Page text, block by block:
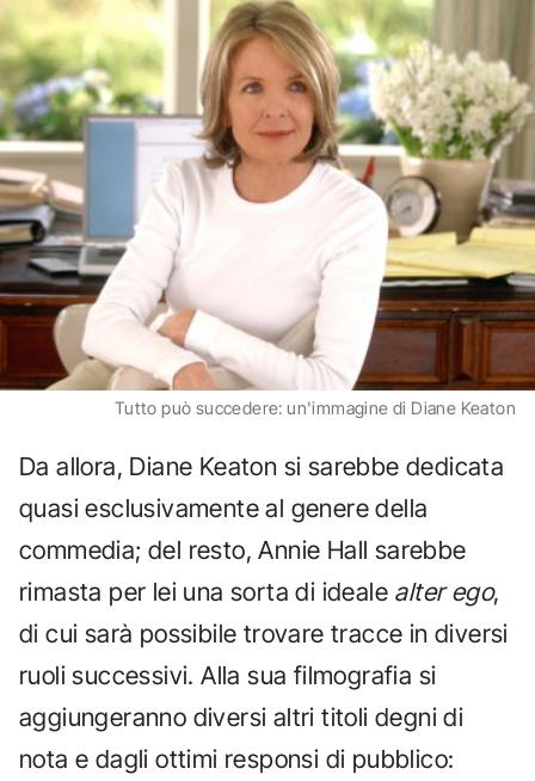
Tutto può succedere: un'immagine di Diane Keaton
Da allora, Diane Keaton si sarebbe dedicata
quasi esclusivamente al genere della
commedia; del resto, Annie Hall sarebbe
rimasta per lei una sorta di ideale alter ego,
di cui sarà possibile trovare tracce in diversi
ruoli successivi. Alla sua filmografia si
aggiungeranno diversi altri titoli degni di
nota e dagli ottimi responsi di pubblico: